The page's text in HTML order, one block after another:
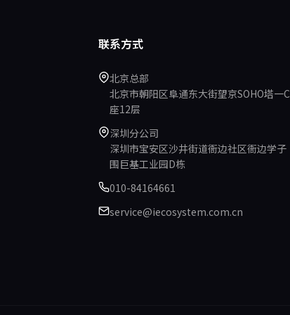
联系方式
北京总部
北京市朝阳区阜通东大街望京SOHO塔一C
座12层
深圳分公司
深圳市宝安区沙井街道衙边社区衙边学子
围巨基工业园D栋
010-84164661
service@iecosystem.com.cn